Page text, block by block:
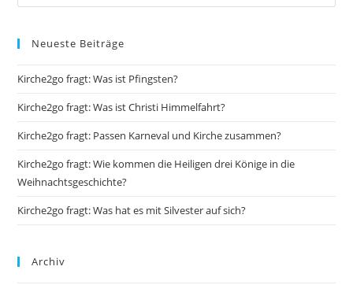
Neueste Beiträge
Kirche2go fragt: Was ist Pfingsten?
Kirche2go fragt: Was ist Christi Himmelfahrt?
Kirche2go fragt: Passen Karneval und Kirche zusammen?
Kirche2go fragt: Wie kommen die Heiligen drei Könige in die
Weihnachtsgeschichte?
Kirche2go fragt: Was hat es mit Silvester auf sich?
Archiv